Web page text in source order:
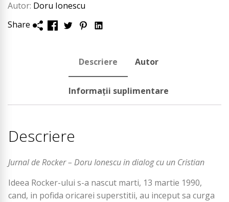
Autor: Doru Ionescu
Share
Descriere Autor
Informații suplimentare
Descriere
Jurnal de Rocker – Doru Ionescu in dialog cu un Cristian
Ideea Rocker-ului s-a nascut marti, 13 martie 1990,
cand, in pofida oricarei superstitii, au inceput sa curga